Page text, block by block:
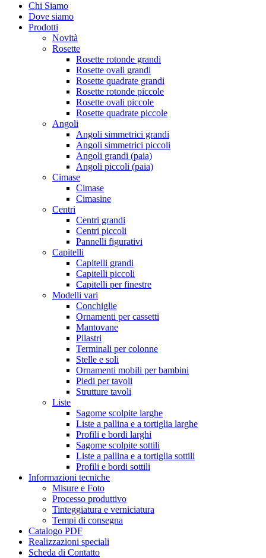
Chi Siamo
Dove siamo
Prodotti
Novità
Rosette
Rosette rotonde grandi
Rosette ovali grandi
Rosette quadrate grandi
Rosette rotonde piccole
Rosette ovali piccole
Rosette quadrate piccole
Angoli
Angoli simmetrici grandi
Angoli simmetrici piccoli
Angoli grandi (paia)
Angoli piccoli (paia)
Cimase
Cimase
Cimasine
Centri
Centri grandi
Centri piccoli
Pannelli figurativi
Capitelli
Capitelli grandi
Capitelli piccoli
Capitelli per finestre
Modelli vari
Conchiglie
Ornamenti per cassetti
Mantovane
Pilastri
Terminali per colonne
Stelle e soli
Ornamenti mobili per bambini
Piedi per tavoli
Strutture tavoli
Liste
Sagome scolpite larghe
Liste a pallina e a tortiglia larghe
Profili e bordi larghi
Sagome scolpite sottili
Liste a pallina e a tortiglia sottili
Profili e bordi sottili
Informazioni tecniche
Misure e Foto
Processo produttivo
Tinteggiatura e verniciatura
Tempi di consegna
Catalogo PDF
Realizzazioni speciali
Scheda di Contatto